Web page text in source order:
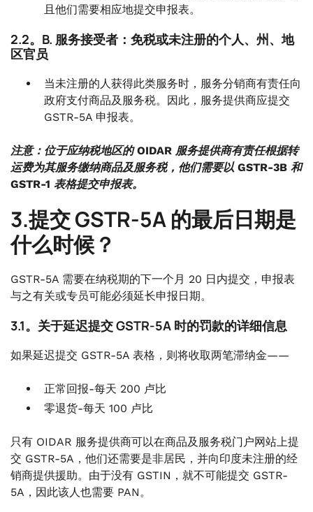
且他们需要相应地提交申报表。
2.2。B. 服务接受者：免税或未注册的个人、州、地
区官员
当未注册的人获得此类服务时，服务分销商有责任向
政府支付商品及服务税。因此，服务提供商应提交
GSTR-5A 申报表。
注意：位于应纳税地区的 OIDAR 服务提供商有责任根据转
运费为其服务缴纳商品及服务税，他们需要以 GSTR-3B 和
GSTR-1 表格提交申报表。
3.提交 GSTR-5A 的最后日期是
什么时候？
GSTR-5A 需要在纳税期的下一个月 20 日内提交，申报表
与之有关或专员可能必须延长申报日期。
3.1。关于延迟提交 GSTR-5A 时的罚款的详细信息
如果延迟提交 GSTR-5A 表格，则将收取两笔滞纳金——
正常回报-每天 200 卢比
零退货-每天 100 卢比
只有 OIDAR 服务提供商可以在商品及服务税门户网站上提
交 GSTR-5A，他们还需要是非居民，并向印度未注册的经
销商提供援助。由于没有 GSTIN，就不可能提交 GSTR-
5A，因此该人也需要 PAN。